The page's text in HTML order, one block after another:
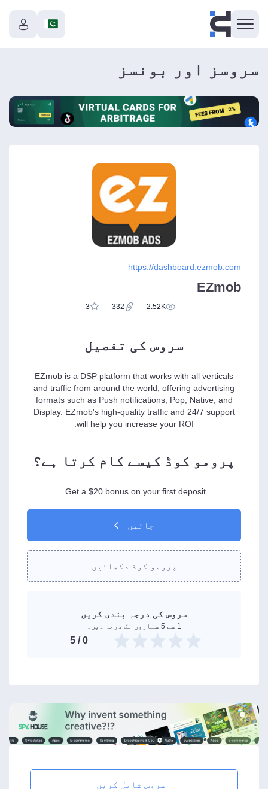
سروسز اور بونسز
https://dashboard.ezmob.com
EZmob
2.52K
332
3
سروس کی تفصیل
EZmob is a DSP platform that works with all verticals
and traffic from around the world, offering advertising
formats such as Push notifications, Pop, Native, and
Display. EZmob's high-quality traffic and 24/7 support
will help you increase your ROI.
پرومو کوڈ کیسے کام کرتا ہے؟
Get a $20 bonus on your first deposit.
جائیں
پرومو کوڈ دکھائیں
سروس کی درجہ بندی کریں
1 سے 5 ستاروں تک درجہ دیں۔
0
/ 5
سروس شامل کریں